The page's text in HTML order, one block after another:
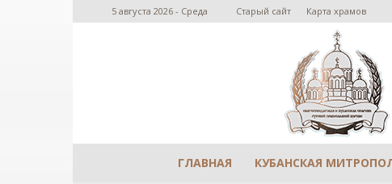
5 августа 2026 - Среда Старый сайт Карта храмов
ГЛАВНАЯ КУБАНСКАЯ